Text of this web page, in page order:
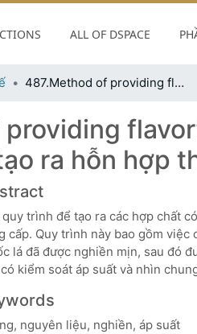
ALL OF DSPACE
487.Method of providing flavorful and aromatic tobacco suspension-Phương pháp tạo ra hỗn hợp thuốc lá thơm ngon và đậm vị.
ra hỗn hợp
quy trình để tạo ra các hợp chất
cấp. Quy trình này bao gồm
lá đã được nghiền mịn, sau đó
kiểm soát áp suất và nhìn
nguyên liệu, nghiền, áp suất